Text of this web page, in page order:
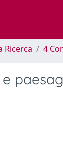
Ricerca 4